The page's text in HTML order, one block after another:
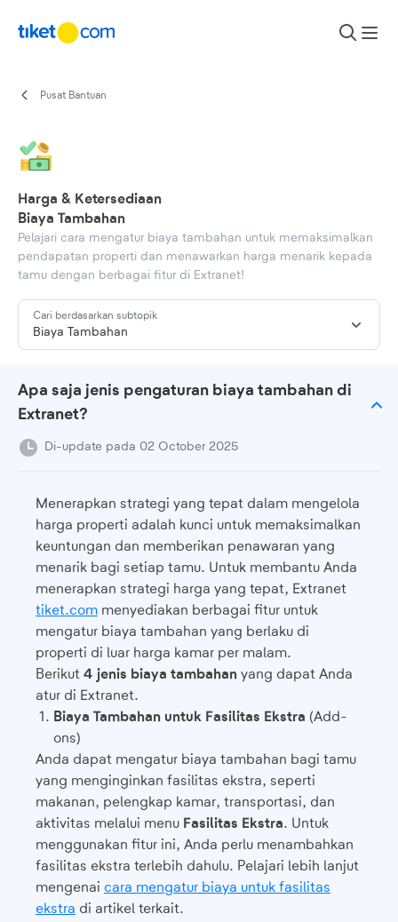
Lewati ke konten
Pusat Bantuan
Harga & Ketersediaan
Biaya Tambahan
Pelajari cara mengatur biaya tambahan untuk memaksimalkan
pendapatan properti dan menawarkan harga menarik kepada
tamu dengan berbagai fitur di Extranet!
Cari berdasarkan subtopik
Biaya Tambahan
Apa saja jenis pengaturan biaya tambahan di
Extranet?
Di-update pada 02 October 2025
Menerapkan strategi yang tepat dalam mengelola
harga properti adalah kunci untuk memaksimalkan
keuntungan dan memberikan penawaran yang
menarik bagi setiap tamu. Untuk membantu Anda
menerapkan strategi harga yang tepat, Extranet
tiket.com menyediakan berbagai fitur untuk
mengatur biaya tambahan yang berlaku di
properti di luar harga kamar per malam.
Berikut 4 jenis biaya tambahan yang dapat Anda
atur di Extranet.
Biaya Tambahan untuk Fasilitas Ekstra (Add-
ons)
Anda dapat mengatur biaya tambahan bagi tamu
yang menginginkan fasilitas ekstra, seperti
makanan, pelengkap kamar, transportasi, dan
aktivitas melalui menu Fasilitas Ekstra. Untuk
menggunakan fitur ini, Anda perlu menambahkan
fasilitas ekstra terlebih dahulu. Pelajari lebih lanjut
mengenai cara mengatur biaya untuk fasilitas
ekstra di artikel terkait.